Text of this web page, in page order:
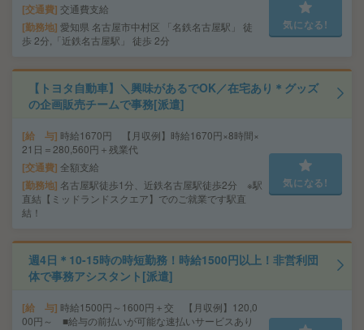
交通費 交通費支給
勤務地 愛知県 名古屋市中村区 「名鉄名古屋駅」 徒
歩 2分,「近鉄名古屋駅」 徒歩 2分
気になる!
【トヨタ自動車】＼興味があるでOK／在宅あり＊グッズ
の企画販売チームで事務[派遣]
給 与 時給1670円 【月収例】時給1670円×8時間×
21日＝280,560円＋残業代
交通費 全額支給
勤務地 名古屋駅徒歩1分、近鉄名古屋駅徒歩2分 ※駅
直結【ミッドランドスクエア】でのご就業です駅直
結！
気になる!
週4日＊10-15時の時短勤務！時給1500円以上！非営利団
体で事務アシスタント[派遣]
給 与 時給1500円～1600円＋交 【月収例】120,0
00円～ ■給与の前払いが可能な速払いサービスあり